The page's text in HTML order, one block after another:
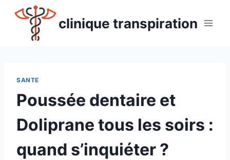
contenu
clinique transpiration
SANTE
Poussée dentaire et
Doliprane tous les soirs :
quand s’inquiéter ?